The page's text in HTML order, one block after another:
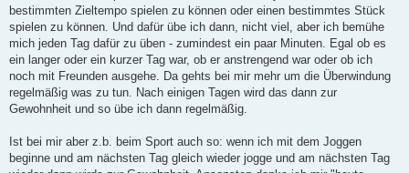
bestimmten Zieltempo spielen zu können oder einen bestimmtes Stück
spielen zu können. Und dafür übe ich dann, nicht viel, aber ich bemühe
mich jeden Tag dafür zu üben - zumindest ein paar Minuten. Egal ob es
ein langer oder ein kurzer Tag war, ob er anstrengend war oder ob ich
noch mit Freunden ausgehe. Da gehts bei mir mehr um die Überwindung
regelmäßig was zu tun. Nach einigen Tagen wird das dann zur
Gewohnheit und so übe ich dann regelmäßig.
Ist bei mir aber z.b. beim Sport auch so: wenn ich mit dem Joggen
beginne und am nächsten Tag gleich wieder jogge und am nächsten Tag